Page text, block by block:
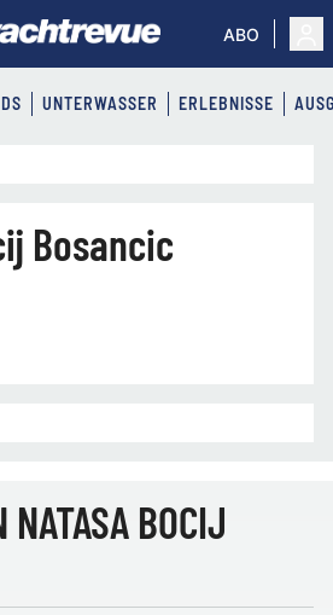
ABO
UNTERWASSER ERLEBNISSE
Bosancic
BOCIJ